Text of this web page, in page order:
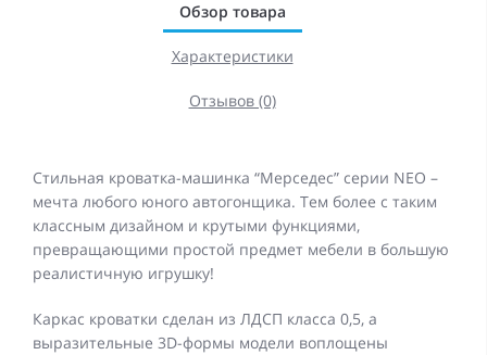
Обзор товара
Характеристики
Отзывов (0)
Стильная кроватка-машинка “Мерседес” серии NEO –
мечта любого юного автогонщика. Тем более с таким
классным дизайном и крутыми функциями,
превращающими простой предмет мебели в большую
реалистичную игрушку!
Каркас кроватки сделан из ЛДСП класса 0,5, а
выразительные 3D-формы модели воплощены